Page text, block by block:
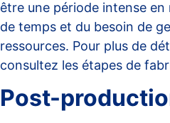
être une période intense
de temps et du besoin de
ressources. Pour plus de
consultez les étapes de
Post-